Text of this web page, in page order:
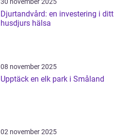
Djurtandvård: en investering i ditt
husdjurs hälsa
08 november 2025
Upptäck en elk park i Småland
02 november 2025